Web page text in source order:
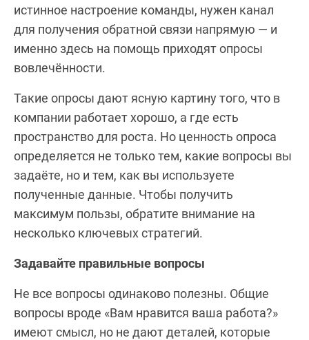
истинное настроение команды, нужен канал
для получения обратной связи напрямую — и
именно здесь на помощь приходят опросы
вовлечённости.
Такие опросы дают ясную картину того, что в
компании работает хорошо, а где есть
пространство для роста. Но ценность опроса
определяется не только тем, какие вопросы вы
задаёте, но и тем, как вы используете
полученные данные. Чтобы получить
максимум пользы, обратите внимание на
несколько ключевых стратегий.
Задавайте правильные вопросы
Не все вопросы одинаково полезны. Общие
вопросы вроде «Вам нравится ваша работа?»
имеют смысл, но не дают деталей, которые